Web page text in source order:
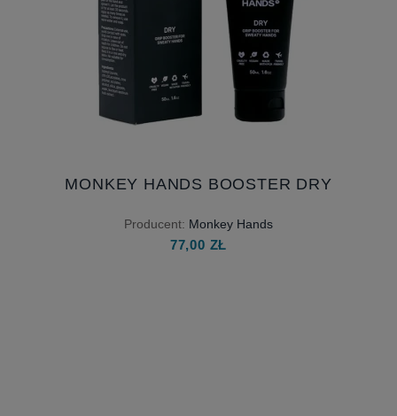
MONKEY HANDS BOOSTER DRY
Producent: Monkey Hands
77,00 ZŁ